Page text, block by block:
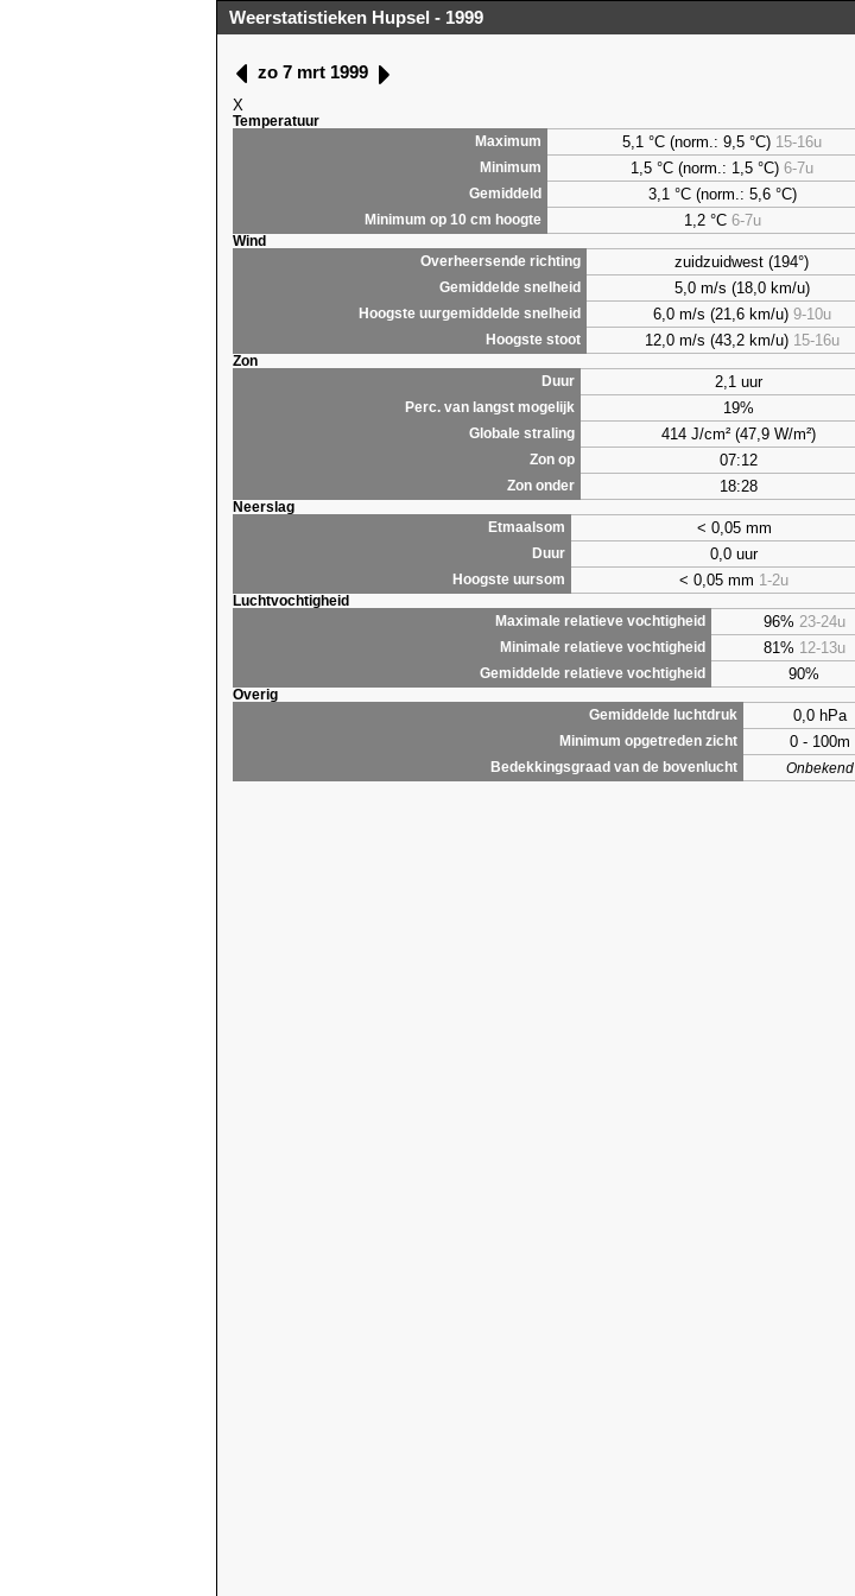
Weerstatistieken Hupsel - 1999
zo 7 mrt 1999
X
Temperatuur
Maximum
5,1 °C (norm.: 9,5 °C) 15-16u
Minimum 1,5 °C (norm.: 1,5 °C)6-7u
Gemiddeld 3,1 °C (norm.: 5,6 °C)
Minimum op 10 cm hoogte 1,2 °C 6-7u
Wind
Overheersende richting
zuidzuidwest (194°)
Gemiddelde snelheid 5,0 m/s (18,0 km/u)
Hoogste uurgemiddelde snelheid 6,0 m/s (21,6 km/u) 9-10u
Hoogste stoot 12,0 m/s (43,2 km/u) 15-16u
Zon
Duur
2,1 uur
Perc. van langst mogelijk 19%
Globale straling 414 J/cm² (47,9 W/m²)
Zon op 07:12
Zon onder 18:28
Neerslag
Etmaalsom
< 0,05 mm
Duur 0,0 uur
Hoogste uursom < 0,05 mm 1-2u
Luchtvochtigheid
Maximale relatieve vochtigheid
96% 23-24u
Minimale relatieve vochtigheid 81% 12-13u
Gemiddelde relatieve vochtigheid 90%
Overig
Gemiddelde luchtdruk
0,0 hPa
Minimum opgetreden zicht 0 - 100m
Bedekkingsgraad van de bovenlucht Onbekend